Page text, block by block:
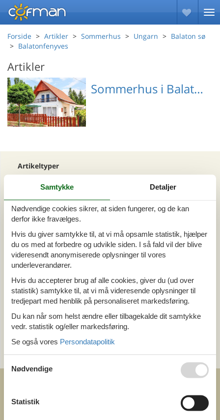
Forside Artikler Sommerhus Ungarn
Balaton sø
Balatonfenyves
Artikler
Sommerhus i Balatonfenyves
HU8646.300.1
Artikeltyper
Sommerhus
Område
Alle
Ungarn
Balaton sø
Balatonfenyves
Tema
Alle
Kategori
Alle
Sommer
Samtykke Detaljer
Nødvendige cookies sikrer, at siden fungerer, og de kan
derfor ikke fravælges.
Hvis du giver samtykke til, at vi må opsamle statistik, hjælper
du os med at forbedre og udvikle siden. I så fald vil der blive
videresendt anonymiserede oplysninger til vores
underleverandører.
Hvis du accepterer brug af alle cookies, giver du (ud over
statistik) samtykke til, at vi må videresende oplysninger til
tredjepart med henblik på personaliseret markedsføring.
Du kan når som helst ændre eller tilbagekalde dit samtykke
vedr. statistik og/eller markedsføring.
Se også vores Persondatapolitik
Nødvendige
Statistik